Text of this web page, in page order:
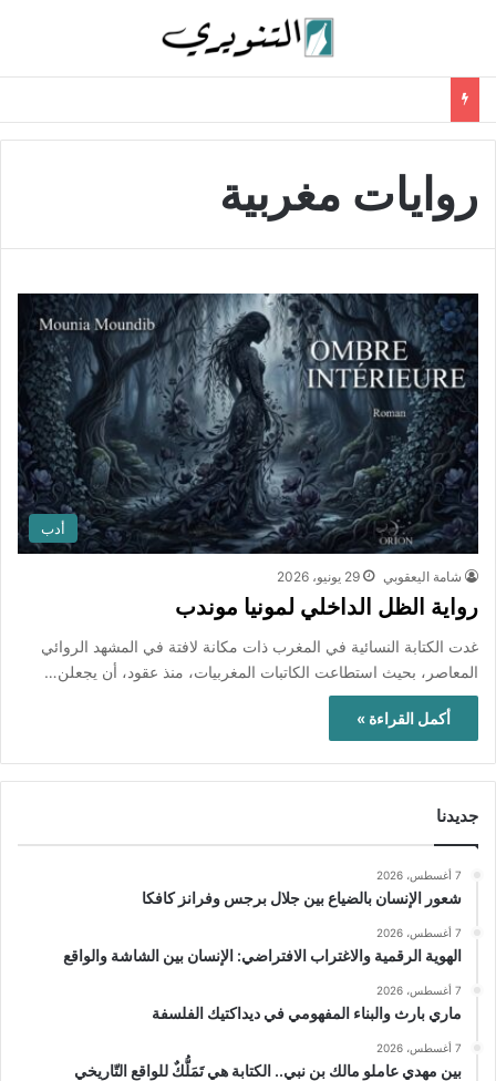
روايات مغربية
أدب
شامة اليعقوبي 29 يونيو، 2026
رواية الظل الداخلي لمونيا موندب
غدت الكتابة النسائية في المغرب ذات مكانة لافتة في المشهد الروائي
المعاصر، بحيث استطاعت الكاتبات المغربيات، منذ عقود، أن يجعلن…
أكمل القراءة »
جديدنا
7 أغسطس، 2026
شعور الإنسان بالضياع بين جلال برجس وفرانز كافكا
7 أغسطس، 2026
الهوية الرقمية والاغتراب الافتراضي: الإنسان بين الشاشة والواقع
7 أغسطس، 2026
ماري بارث والبناء المفهومي في ديداكتيك الفلسفة
7 أغسطس، 2026
بين مهدي عاملو مالك بن نبي.. الكتابة هي تَمَلُّكٌ للواقع التّاريخي